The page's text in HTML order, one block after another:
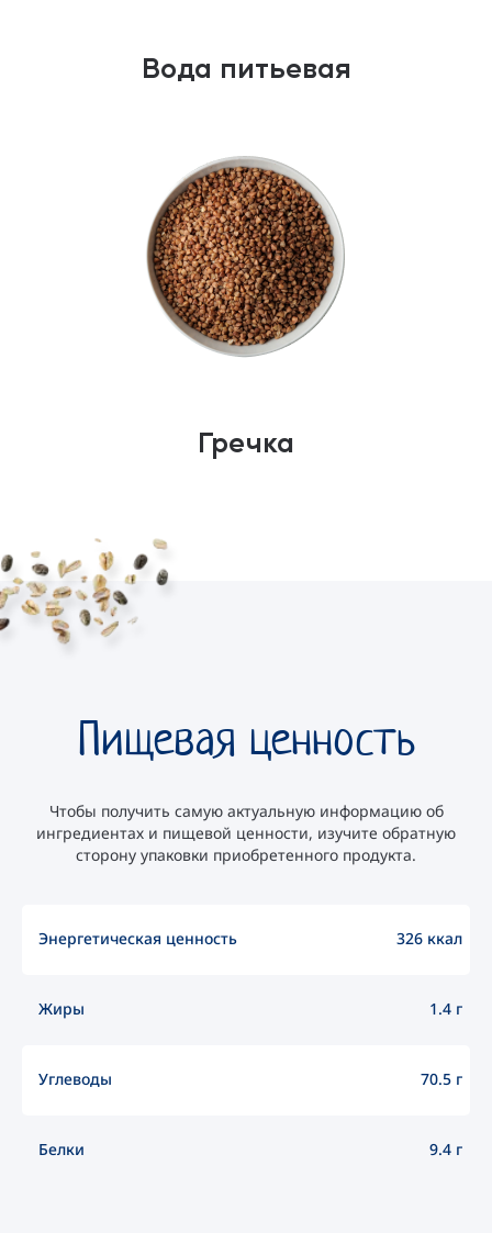
Вода питьевая
Гречка
Пищевая ценность
Чтобы получить самую актуальную информацию об
ингредиентах и пищевой ценности, изучите обратную
сторону упаковки приобретенного продукта.
Энергетическая ценность 326 ккал
Жиры 1.4 г
Углеводы 70.5 г
Белки 9.4 г